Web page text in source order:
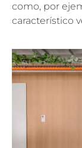
como, por
característico